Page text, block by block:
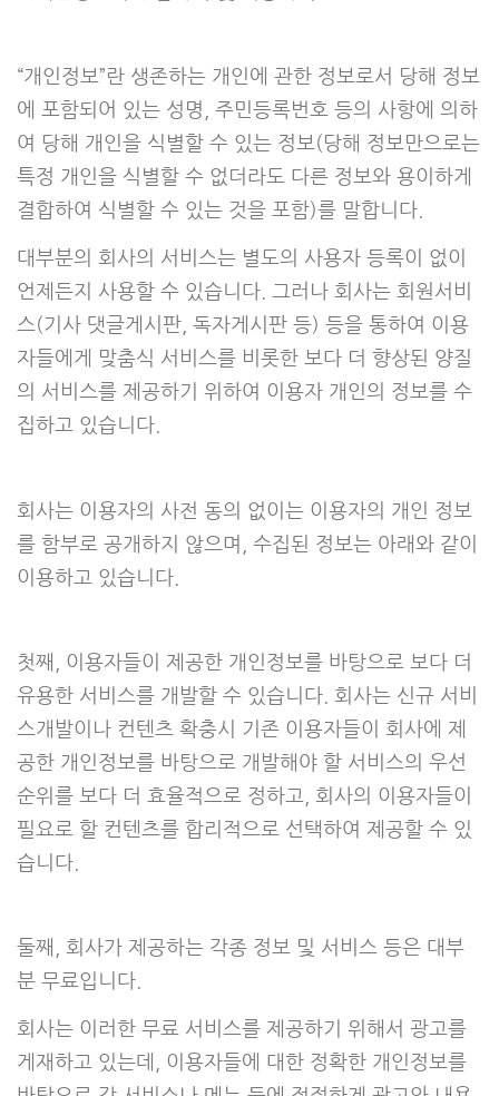
“개인정보”란 생존하는 개인에 관한 정보로서 당해 정보
에 포함되어 있는 성명, 주민등록번호 등의 사항에 의하
여 당해 개인을 식별할 수 있는 정보(당해 정보만으로는
특정 개인을 식별할 수 없더라도 다른 정보와 용이하게
결합하여 식별할 수 있는 것을 포함)를 말합니다.
대부분의 회사의 서비스는 별도의 사용자 등록이 없이
언제든지 사용할 수 있습니다. 그러나 회사는 회원서비
스(기사 댓글게시판, 독자게시판 등) 등을 통하여 이용
자들에게 맞춤식 서비스를 비롯한 보다 더 향상된 양질
의 서비스를 제공하기 위하여 이용자 개인의 정보를 수
집하고 있습니다.
회사는 이용자의 사전 동의 없이는 이용자의 개인 정보
를 함부로 공개하지 않으며, 수집된 정보는 아래와 같이
이용하고 있습니다.
첫째, 이용자들이 제공한 개인정보를 바탕으로 보다 더
유용한 서비스를 개발할 수 있습니다. 회사는 신규 서비
스개발이나 컨텐츠 확충시 기존 이용자들이 회사에 제
공한 개인정보를 바탕으로 개발해야 할 서비스의 우선
순위를 보다 더 효율적으로 정하고, 회사의 이용자들이
필요로 할 컨텐츠를 합리적으로 선택하여 제공할 수 있
습니다.
둘째, 회사가 제공하는 각종 정보 및 서비스 등은 대부
분 무료입니다.
회사는 이러한 무료 서비스를 제공하기 위해서 광고를
게재하고 있는데, 이용자들에 대한 정확한 개인정보를